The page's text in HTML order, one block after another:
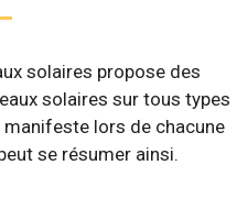
solaires propose des
solaires sur tous types
lors de chacune
se résumer ainsi.